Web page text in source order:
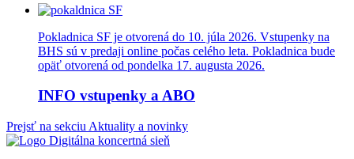
Pokladnica SF je otvorená do 10. júla 2026. Vstupenky na
BHS sú v predaji online počas celého leta. Pokladnica bude
opäť otvorená od pondelka 17. augusta 2026.
INFO vstupenky a ABO
Prejsť na sekciu Aktuality a novinky